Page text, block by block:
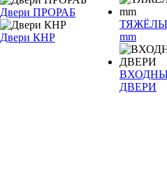
Двери ПРОРАБ
Двери КНР
mm
ДВЕРИ